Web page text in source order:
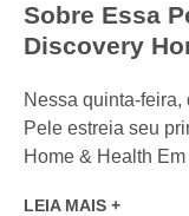
Sobre Essa
Discovery
Nessa quinta-
Pele estreia seu
Home & Health Em
LEIA MAIS +